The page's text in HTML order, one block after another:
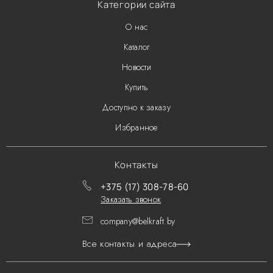
Категории сайта
О нас
Каталог
Новости
Купить
Доступно к заказу
Избранное
Контакты
+375 (17) 308-78-60
Заказать звонок
company@belkraft.by
Все контакты и адреса